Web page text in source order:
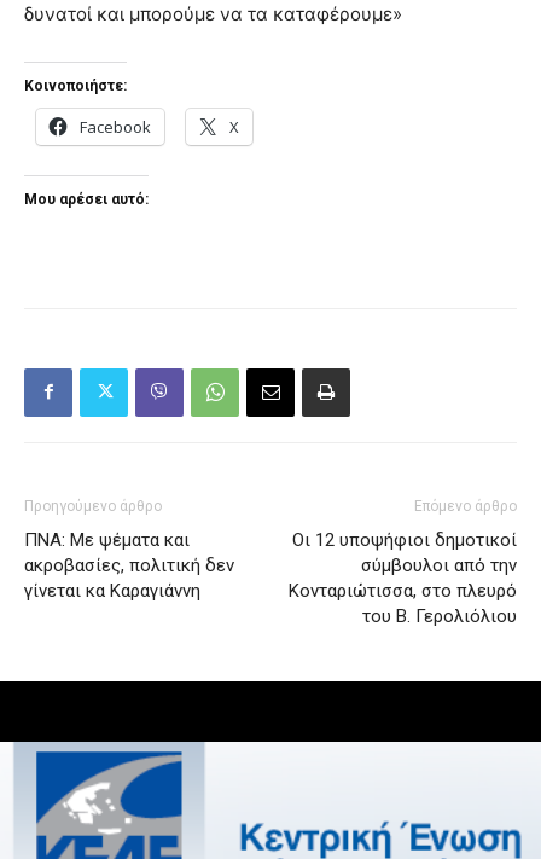
δυνατοί και μπορούμε να τα καταφέρουμε»
Κοινοποιήστε:
Facebook X
Μου αρέσει αυτό:
Προηγούμενο άρθρο
ΠΝΑ: Με ψέματα και
ακροβασίες, πολιτική δεν
γίνεται κα Καραγιάννη
Επόμενο άρθρο
Οι 12 υποψήφιοι δημοτικοί
σύμβουλοι από την
Κονταριώτισσα, στο πλευρό
του Β. Γερολιόλιου